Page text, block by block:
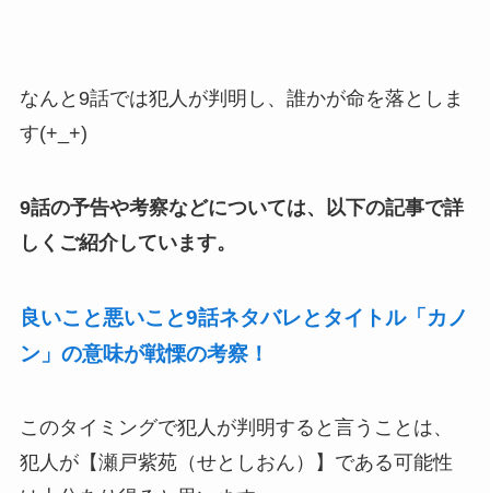
なんと9話では犯人が判明し、誰かが命を落としま
す(+_+)
9話の予告や考察などについては、以下の記事で詳
しくご紹介しています。
良いこと悪いこと9話ネタバレとタイトル「カノ
ン」の意味が戦慄の考察！
このタイミングで犯人が判明すると言うことは、
犯人が【瀬戸紫苑（せとしおん）】である可能性